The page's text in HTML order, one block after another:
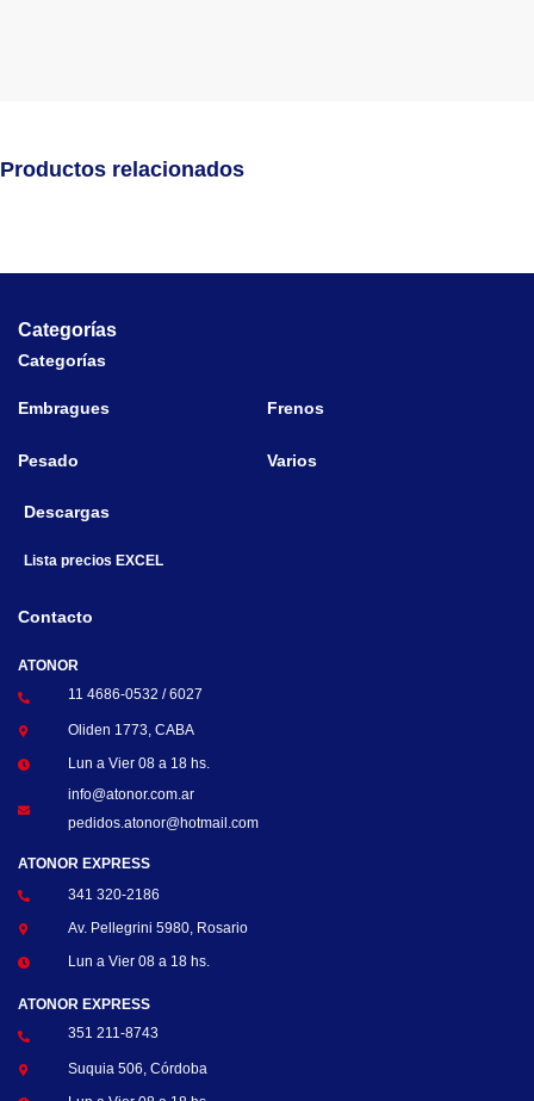
Productos relacionados
Categorías
Categorías
Embragues Frenos
Pesado Varios
Descargas
Lista precios EXCEL
Contacto
ATONOR
11 4686-0532 / 6027
Oliden 1773, CABA
Lun a Vier 08 a 18 hs.
info@atonor.com.ar
pedidos.atonor@hotmail.com
ATONOR EXPRESS
341 320-2186
Av. Pellegrini 5980, Rosario
Lun a Vier 08 a 18 hs.
ATONOR EXPRESS
351 211-8743
Suquia 506, Córdoba